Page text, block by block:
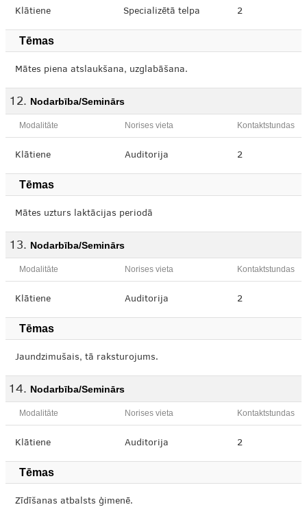
Klātiene Specializētā telpa 2
Tēmas
Mātes piena atslaukšana, uzglabāšana.
Nodarbība/Seminārs
Modalitāte Norises vieta Kontaktstundas
Klātiene Auditorija 2
Tēmas
Mātes uzturs laktācijas periodā
Nodarbība/Seminārs
Modalitāte Norises vieta Kontaktstundas
Klātiene Auditorija 2
Tēmas
Jaundzimušais, tā raksturojums.
Nodarbība/Seminārs
Modalitāte Norises vieta Kontaktstundas
Klātiene Auditorija 2
Tēmas
Zīdīšanas atbalsts ģimenē.